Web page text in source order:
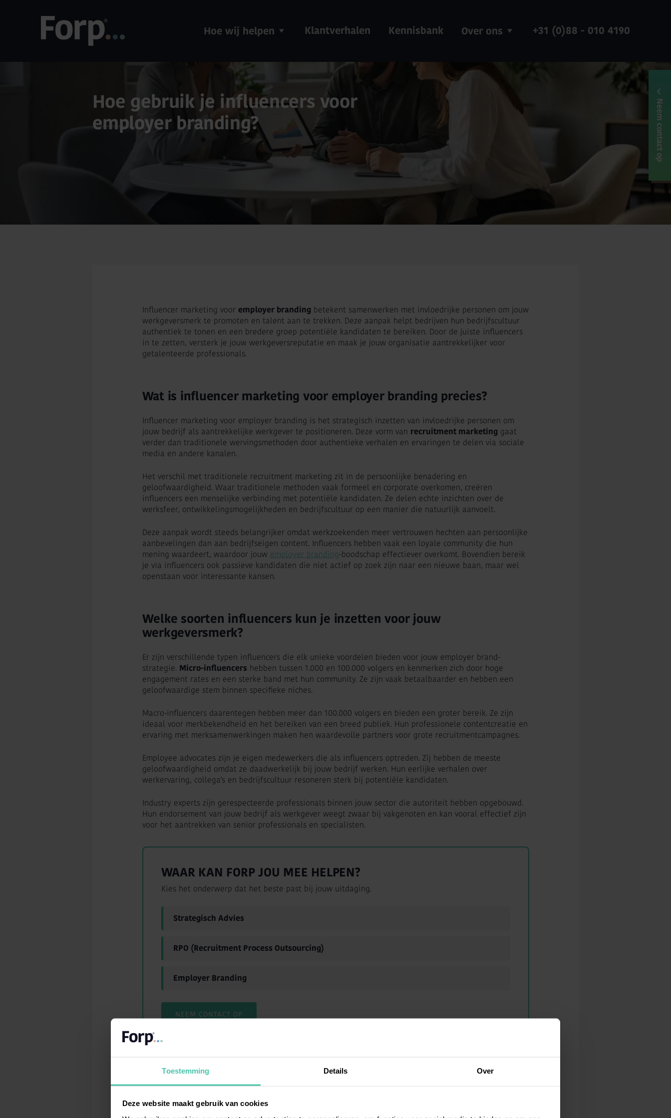
Toestemming Details Over
Deze website maakt gebruik van cookies
Hoe wij helpen Klantverhalen Kennisbank Over ons +31 (0)88 - 010 4190
Hoe gebruik je influencers voor
employer branding?
Influencer marketing voor employer branding betekent samenwerken met invloedrijke personen om jouw
werkgeversmerk te promoten en talent aan te trekken. Deze aanpak helpt bedrijven hun bedrijfscultuur
authentiek te tonen en een bredere groep potentiële kandidaten te bereiken. Door de juiste influencers
in te zetten, versterk je jouw werkgeversreputatie en maak je jouw organisatie aantrekkelijker voor
getalenteerde professionals.
Wat is influencer marketing voor employer branding precies?
Influencer marketing voor employer branding is het strategisch inzetten van invloedrijke personen om
jouw bedrijf als aantrekkelijke werkgever te positioneren. Deze vorm van recruitment marketing gaat
verder dan traditionele wervingsmethoden door authentieke verhalen en ervaringen te delen via sociale
media en andere kanalen.
Het verschil met traditionele recruitment marketing zit in de persoonlijke benadering en
geloofwaardigheid. Waar traditionele methoden vaak formeel en corporate overkomen, creëren
influencers een menselijke verbinding met potentiële kandidaten. Ze delen echte inzichten over de
werksfeer, ontwikkelingsmogelijkheden en bedrijfscultuur op een manier die natuurlijk aanvoelt.
Deze aanpak wordt steeds belangrijker omdat werkzoekenden meer vertrouwen hechten aan persoonlijke
aanbevelingen dan aan bedrijfseigen content. Influencers hebben vaak een loyale community die hun
mening waardeert, waardoor jouw employer branding-boodschap effectiever overkomt. Bovendien bereik
je via influencers ook passieve kandidaten die niet actief op zoek zijn naar een nieuwe baan, maar wel
openstaan voor interessante kansen.
Welke soorten influencers kun je inzetten voor jouw
werkgeversmerk?
Er zijn verschillende typen influencers die elk unieke voordelen bieden voor jouw employer brand-
strategie. Micro-influencers hebben tussen 1.000 en 100.000 volgers en kenmerken zich door hoge
engagement rates en een sterke band met hun community. Ze zijn vaak betaalbaarder en hebben een
geloofwaardige stem binnen specifieke niches.
Macro-influencers daarentegen hebben meer dan 100.000 volgers en bieden een groter bereik. Ze zijn
ideaal voor merkbekendheid en het bereiken van een breed publiek. Hun professionele contentcreatie en
ervaring met merksamenwerkingen maken hen waardevolle partners voor grote recruitmentcampagnes.
Employee advocates zijn je eigen medewerkers die als influencers optreden. Zij hebben de meeste
geloofwaardigheid omdat ze daadwerkelijk bij jouw bedrijf werken. Hun eerlijke verhalen over
werkervaring, collega’s en bedrijfscultuur resoneren sterk bij potentiële kandidaten.
Industry experts zijn gerespecteerde professionals binnen jouw sector die autoriteit hebben opgebouwd.
Hun endorsement van jouw bedrijf als werkgever weegt zwaar bij vakgenoten en kan vooral effectief zijn
voor het aantrekken van senior professionals en specialisten.
WAAR KAN FORP JOU MEE HELPEN?
Kies het onderwerp dat het beste past bij jouw uitdaging.
Strategisch Advies
RPO (Recruitment Process Outsourcing)
Employer Branding
NEEM CONTACT OP
Neem contact op